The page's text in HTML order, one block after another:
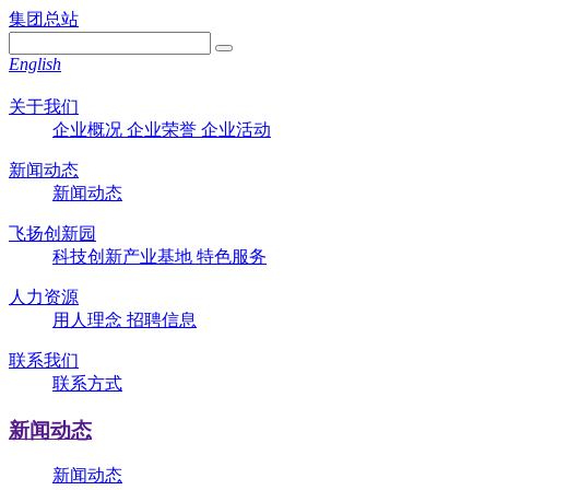
集团总站
English
关于我们
企业概况 企业荣誉 企业活动
新闻动态
新闻动态
飞扬创新园
科技创新产业基地 特色服务
人力资源
用人理念 招聘信息
联系我们
联系方式
新闻动态
新闻动态